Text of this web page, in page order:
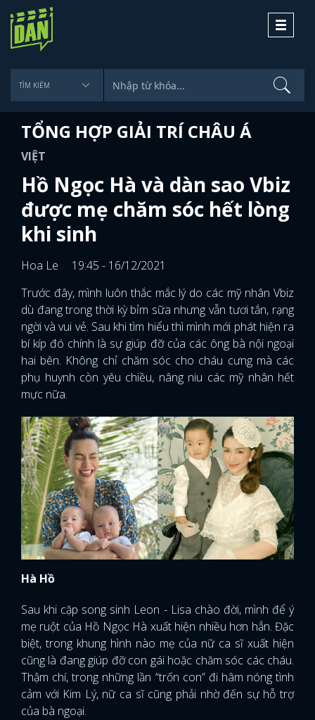
Toggle
TỔNG HỢP GIẢI TRÍ CHÂU Á
VIỆT
Hồ Ngọc Hà và dàn sao Vbiz
được mẹ chăm sóc hết lòng
khi sinh
Hoa Le
19:45 - 16/12/2021
Trước đây, mình luôn thắc mắc lý do các mỹ nhân Vbiz
dù đang trong thời kỳ bỉm sữa nhưng vẫn tươi tắn, rạng
ngời và vui vẻ. Sau khi tìm hiểu thì mình mới phát hiện ra
bí kíp đó chính là sự giúp đỡ của các ông bà nội ngoại
hai bên. Không chỉ chăm sóc cho cháu cưng mà các
phụ huynh còn yêu chiều, nâng niu các mỹ nhân hết
mực nữa.
Hà Hồ
Sau khi cặp song sinh Leon - Lisa chào đời, mình để ý
mẹ ruột của Hồ Ngọc Hà xuất hiện nhiều hơn hẳn. Đặc
biệt, trong khung hình nào mẹ của nữ ca sĩ xuất hiện
cũng là đang giúp đỡ con gái hoặc chăm sóc các cháu.
Thậm chí, trong những lần “trốn con” đi hâm nóng tình
cảm với Kim Lý, nữ ca sĩ cũng phải nhờ đến sự hỗ trợ
của bà ngoại.